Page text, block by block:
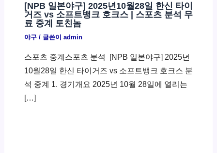
[NPB 일본야구] 2025년10월28일 한신 타이
거즈 vs 소프트뱅크 호크스 | 스포츠 분석 무
료 중계 토친놈
야구/ 글쓴이 admin
스포츠 중계스포츠 분석 ​ [NPB 일본야구] 2025년
10월28일 한신 타이거즈 vs 소프트뱅크 호크스 분
석 중계 1. 경기개요 2025년 10월 28일에 열리는
[…]